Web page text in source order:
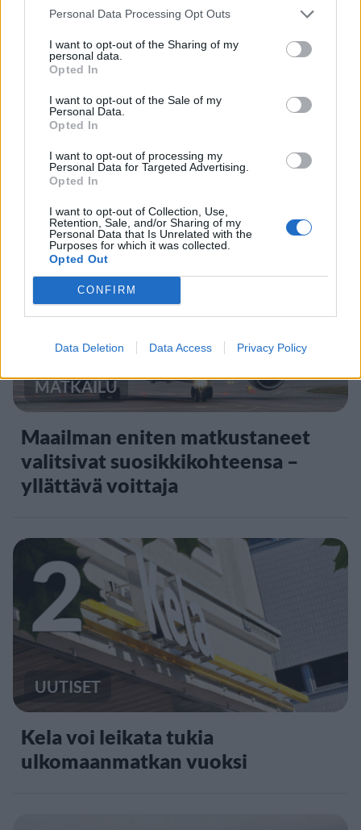
Personal Data Processing Opt Outs
I want to opt-out of the Sharing of my
personal data.
Opted In
I want to opt-out of the Sale of my
Personal Data.
Opted In
I want to opt-out of processing my
Personal Data for Targeted Advertising.
Opted In
I want to opt-out of Collection, Use,
Retention, Sale, and/or Sharing of my
Personal Data that Is Unrelated with the
Purposes for which it was collected.
Opted Out
CONFIRM
Data Deletion Data Access Privacy Policy
Staran luetuimmat
1
MATKAILU
Maailman eniten matkustaneet
valitsivat suosikkikohteensa –
yllättävä voittaja
2
UUTISET
Kela voi leikata tukia
ulkomaanmatkan vuoksi